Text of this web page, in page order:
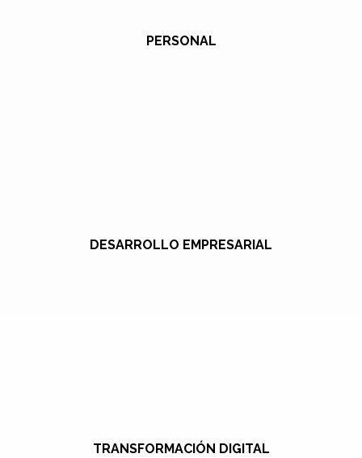
PERSONAL
DESARROLLO EMPRESARIAL
TRANSFORMACIÓN DIGITAL